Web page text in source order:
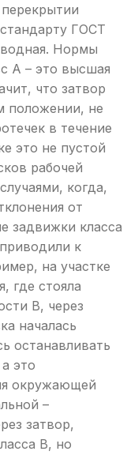
ГОСТ
Нормы
А – это высшая
что затвор
положении, не
в течение
это не пустой
рабочей
когда,
от
задвижки класса
к
на участке
где стояла
B, через
началась
останавливать
это
окружающей
–
затвор,
B, но